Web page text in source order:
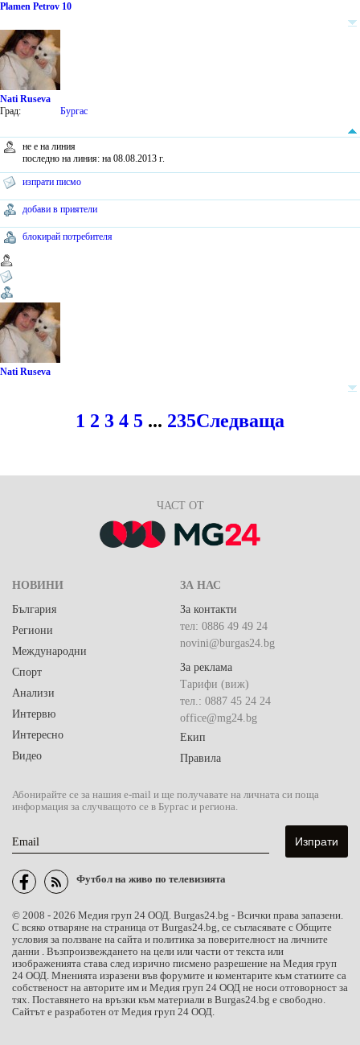
Plamen Petrov 10
Nati Ruseva
Град:
Бургас
не е на линия
последно на линия: на 08.08.2013 г.
изпрати писмо
добави в приятели
блокирай потребителя
Nati Ruseva
1 2 3 4 5 ... 235Следваща
ЧАСТ ОТ
НОВИНИ
България
Региони
Международни
Спорт
Анализи
Интервю
Интересно
Видео
ЗА НАС
За контакти
тел: 0886 49 49 24
novini@burgas24.bg
За реклама
Тарифи (виж)
тел.: 0887 45 24 24
office@mg24.bg
Екип
Правила
Абонирайте се за нашия e-mail и ще получавате на личната си поща
информация за случващото се в Бургас и региона.
Email
Футбол на живо по телевизията
© 2008 - 2026 Медия груп 24 ООД. Burgas24.bg - Всички права запазени.
С всяко отваряне на страница от Burgas24.bg, се съгласявате с Общите
условия за ползване на сайта и политика за поверителност на личните
данни . Възпроизвеждането на цели или части от текста или
изображенията става след изрично писмено разрешение на Медия груп
24 ООД. Мненията изразени във форумите и коментарите към статиите са
собственост на авторите им и Медия груп 24 ООД не носи отговорност за
тях. Поставянето на връзки към материали в Burgas24.bg е свободно.
Сайтът е разработен от Медия груп 24 ООД.